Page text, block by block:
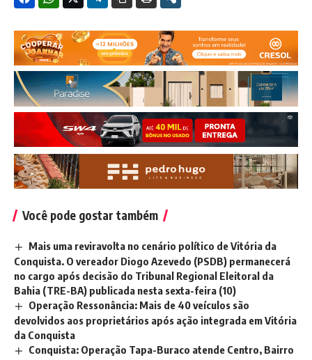
Você pode gostar também
Mais uma reviravolta no cenário político de Vitória da
Conquista. O vereador Diogo Azevedo (PSDB) permanecerá
no cargo após decisão do Tribunal Regional Eleitoral da
Bahia (TRE-BA) publicada nesta sexta-feira (10)
Operação Ressonância: Mais de 40 veículos são
devolvidos aos proprietários após ação integrada em Vitória
da Conquista
Conquista: Operação Tapa-Buraco atende Centro, Bairro